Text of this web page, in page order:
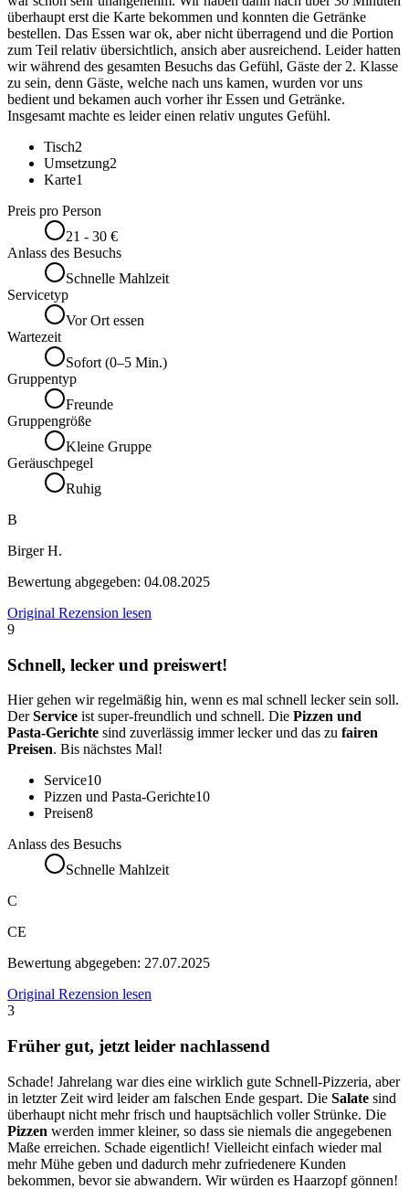
überhaupt erst die Karte bekommen und konnten die Getränke
bestellen. Das Essen war ok, aber nicht überragend und die Portion
zum Teil relativ übersichtlich, ansich aber ausreichend. Leider hatten
wir während des gesamten Besuchs das Gefühl, Gäste der 2. Klasse
zu sein, denn Gäste, welche nach uns kamen, wurden vor uns
bedient und bekamen auch vorher ihr Essen und Getränke.
Insgesamt machte es leider einen relativ ungutes Gefühl.
Tisch2
Umsetzung2
Karte1
Preis pro Person
21 - 30 €
Anlass des Besuchs
Schnelle Mahlzeit
Servicetyp
Vor Ort essen
Wartezeit
Sofort (0–5 Min.)
Gruppentyp
Freunde
Gruppengröße
Kleine Gruppe
Geräuschpegel
Ruhig
B
Birger H.
Bewertung abgegeben: 04.08.2025
Original Rezension lesen
9
Schnell, lecker und preiswert!
Hier gehen wir regelmäßig hin, wenn es mal schnell lecker sein soll.
DerService ist super-freundlich und schnell. Die Pizzen und
Pasta-Gerichte sind zuverlässig immer lecker und das zu fairen
Preisen. Bis nächstes Mal!
Service10
Pizzen und Pasta-Gerichte10
Preisen8
Anlass des Besuchs
Schnelle Mahlzeit
C
CE
Bewertung abgegeben: 27.07.2025
Original Rezension lesen
3
Früher gut, jetzt leider nachlassend
Schade! Jahrelang war dies eine wirklich gute Schnell-Pizzeria, aber
in letzter Zeit wird leider am falschen Ende gespart. Die Salate sind
überhaupt nicht mehr frisch und hauptsächlich voller Strünke. Die
Pizzen werden immer kleiner, so dass sie niemals die angegebenen
Maße erreichen. Schade eigentlich! Vielleicht einfach wieder mal
mehr Mühe geben und dadurch mehr zufriedenere Kunden
bekommen, bevor sie abwandern. Wir würden es Haarzopf gönnen!